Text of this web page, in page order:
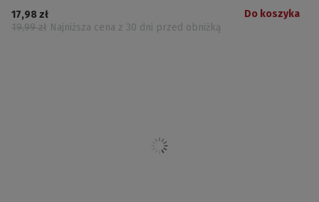
17,98 zł
19,99 zł Najniższa cena z 30 dni przed obniżką
Do koszyka